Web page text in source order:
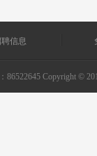
信息
86522645 Copyright ©